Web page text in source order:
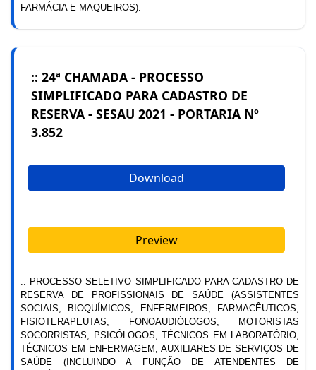
FARMÁCIA E MAQUEIROS).
:: 24ª CHAMADA - PROCESSO
SIMPLIFICADO PARA CADASTRO DE
RESERVA - SESAU 2021 - PORTARIA Nº
3.852
Download
Preview
:: PROCESSO SELETIVO SIMPLIFICADO PARA CADASTRO DE
RESERVA DE PROFISSIONAIS DE SAÚDE (ASSISTENTES
SOCIAIS, BIOQUÍMICOS, ENFERMEIROS, FARMACÊUTICOS,
FISIOTERAPEUTAS, FONOAUDIÓLOGOS, MOTORISTAS
SOCORRISTAS, PSICÓLOGOS, TÉCNICOS EM LABORATÓRIO,
TÉCNICOS EM ENFERMAGEM, AUXILIARES DE SERVIÇOS DE
SAÚDE (INCLUINDO A FUNÇÃO DE ATENDENTES DE